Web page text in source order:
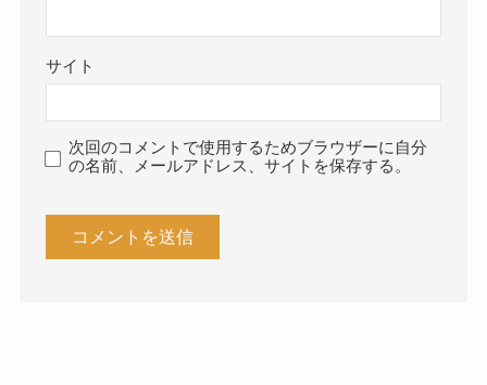
サイト
次回のコメントで使用するためブラウザーに自分
の名前、メールアドレス、サイトを保存する。